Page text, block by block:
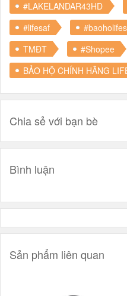
#LAKELANDAR43HD
#lifesaf
TMĐT
#Shopee
BẢO HỘ CHÍNH HÃNG
Chia sẻ với bạn bè
Bình luận
Sản phẩm liên quan